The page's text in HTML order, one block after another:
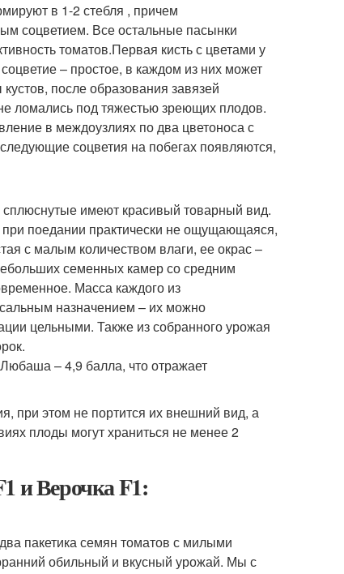
в 1-2 стебля , причем
соцветием. Все остальные пасынки
томатов.Первая кисть с цветами у
– простое, в каждом из них может
после образования завязей
ломались под тяжестью зреющих плодов.
в междоузлиях по два цветоноса с
соцветия на побегах появляются,
имеют красивый товарный вид.
при поедании практически не ощущающаяся,
с малым количеством влаги, ее окрас –
семенных камер со средним
Масса каждого из
назначением – их можно
цельными. Также из собранного урожая
– 4,9 балла, что отражает
при этом не портится их внешний вид, а
плоды могут храниться не менее 2
и Верочка F1:
пакетика семян томатов с милыми
обильный и вкусный урожай. Мы с